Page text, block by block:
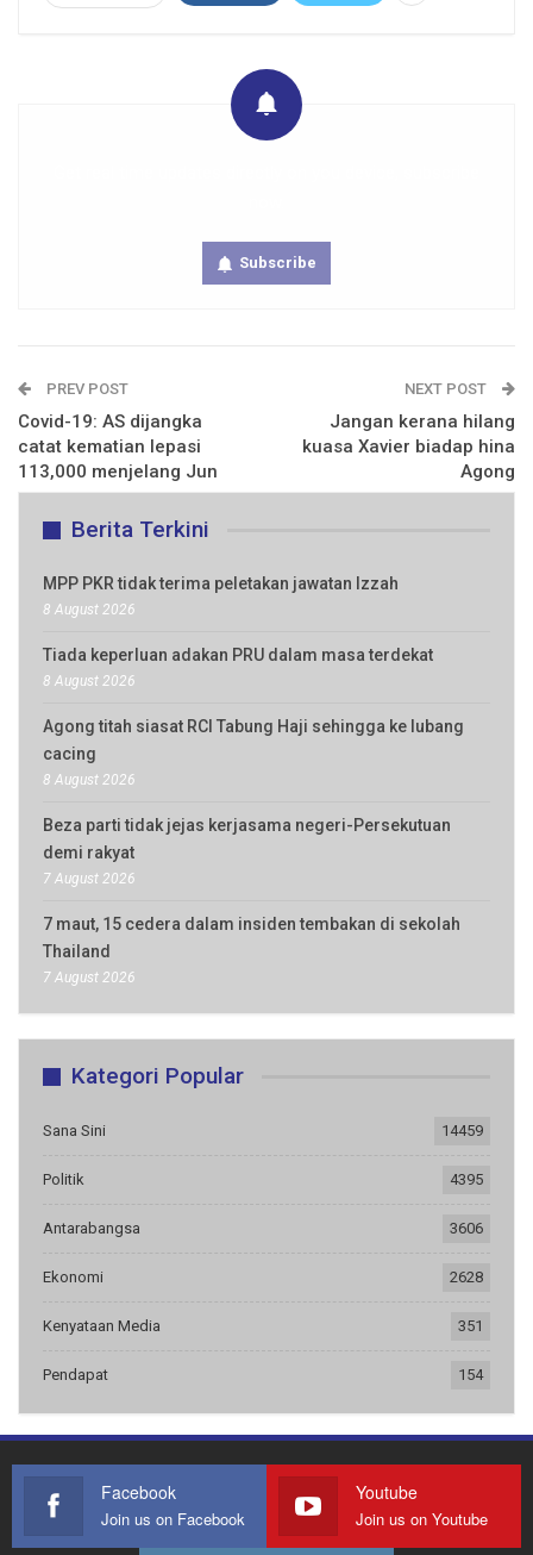
Subscribe
PREV POST
Covid-19: AS dijangka
catat kematian lepasi
113,000 menjelang Jun
NEXT POST
Jangan kerana hilang
kuasa Xavier biadap hina
Agong
Berita Terkini
MPP PKR tidak terima peletakan jawatan Izzah
8 August 2026
Tiada keperluan adakan PRU dalam masa terdekat
8 August 2026
Agong titah siasat RCI Tabung Haji sehingga ke lubang
cacing
8 August 2026
Beza parti tidak jejas kerjasama negeri-Persekutuan
demi rakyat
7 August 2026
7 maut, 15 cedera dalam insiden tembakan di sekolah
Thailand
7 August 2026
Kategori Popular
Sana Sini 14459
Politik 4395
Antarabangsa 3606
Ekonomi 2628
Kenyataan Media 351
Pendapat 154
Facebook
Join us on Facebook
Youtube
Join us on Youtube